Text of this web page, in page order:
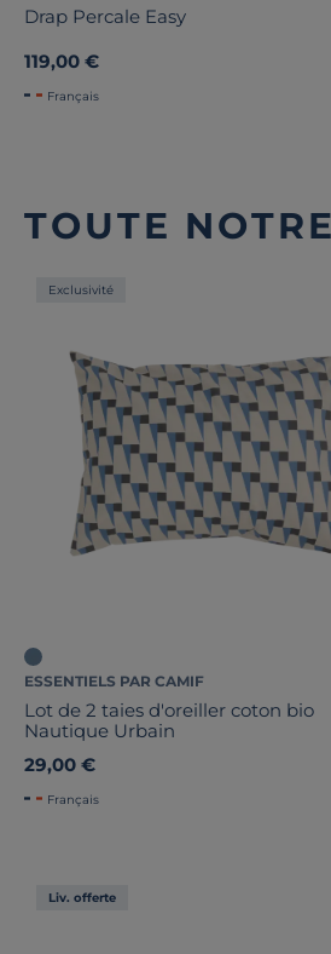
Drap Percale Easy
119,00 €
Français
TOUTE
Exclusivité
ESSENTIELS PAR CAMIF
Lot de 2 taies d'oreiller coton bio
Nautique Urbain
29,00 €
Français
Liv. offerte